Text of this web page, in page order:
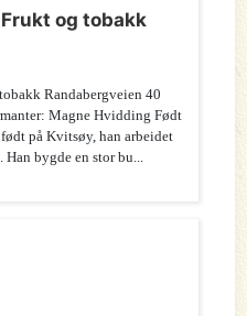
og tobakk
Randabergveien 40
Magne Hvidding Født
på Kvitsøy, han arbeidet
bygde en stor bu...